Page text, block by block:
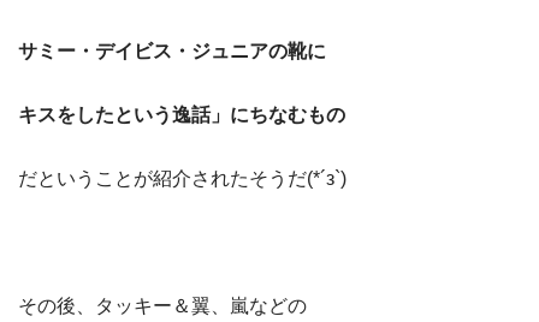
サミー・デイビス・ジュニアの靴に
キスをしたという逸話」にちなむもの
だということが紹介されたそうだ(*´з`)
その後、タッキー＆翼、嵐などの